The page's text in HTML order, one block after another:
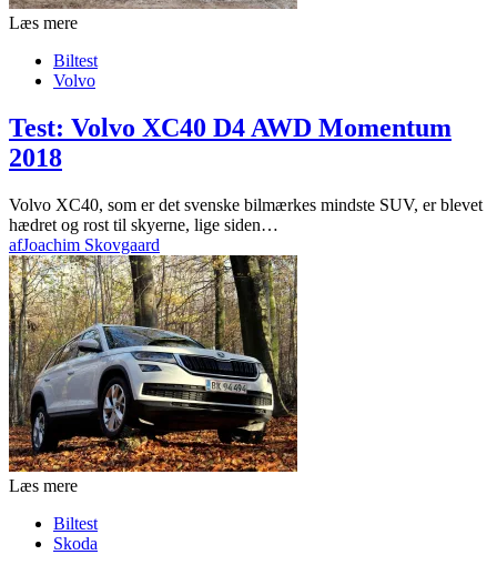
Læs mere
Biltest
Volvo
Test: Volvo XC40 D4 AWD Momentum
2018
Volvo XC40, som er det svenske bilmærkes mindste SUV, er blevet
hædret og rost til skyerne, lige siden…
afJoachim Skovgaard
Læs mere
Biltest
Skoda